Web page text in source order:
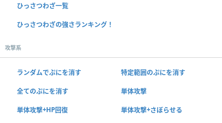
ひっさつわざ一覧
ひっさつわざの強さランキング！
攻撃系
ランダムでぷにを消す 特定範囲のぷにを消す
全てのぷにを消す 単体攻撃
単体攻撃+HP回復 単体攻撃+さぼらせる